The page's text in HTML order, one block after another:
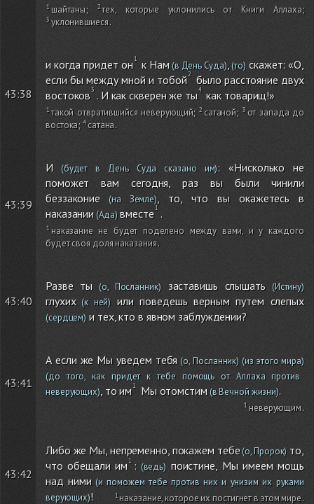
шайтаны; тех, которые уклонились от Книги Аллаха;
уклонившиеся.
43:38
и когда придет он к Нам(в День Суда), (то) скажет: «О,
если бы между мной и тобой
было расстояние двух
востоков . И как скверен же ты как товарищ!»
такой отвратившийся неверующий; сатаной;
от запада до
востока; сатана.
43:39
И(будет в День Суда сказано им): «Нисколько не
поможет вам сегодня, раз вы были чинили
беззаконие (на Земле) , то, что вы окажетесь в
наказании (Ада)вместе .
наказание не будет поделено между вами, и у каждого
будет своя доля наказания.
43:40
Разве ты (о, Посланник)заставишь слышать(Истину)
глухих(к ней) или поведешь верным путем слепых
(сердцем) и тех, кто в явном заблуждении?
43:41
А если же Мы уведем тебя (о, Посланник) (из этого мира)
(до того, как придет к тебе помощь от Аллаха против
неверующих), то им Мы отомстим(в Вечной жизни).
неверующим.
43:42
Либо же Мы, непременно, покажем тебе(о, Пророк) то,
что обещали им :(ведь) поистине, Мы имеем мощь
над ними(и поможем тебе против них и унизим их руками
верующих)! наказание, которое их постигнет в этом мире.